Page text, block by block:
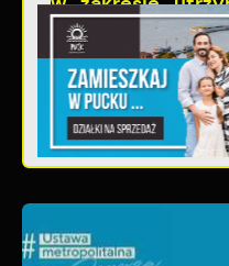
- zmiany w